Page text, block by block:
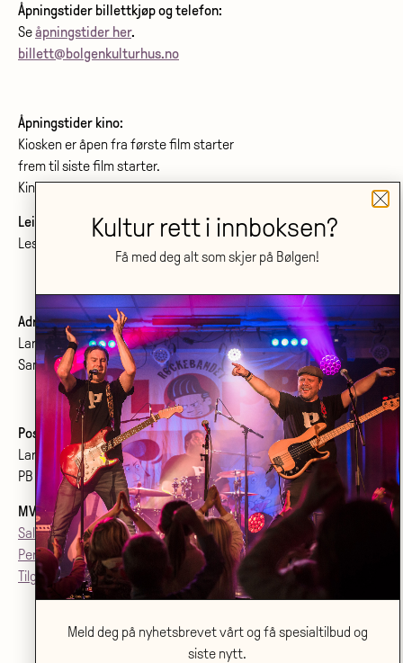
Åpningstider billettkjøp og telefon:
Seåpningstider her.
billett@bolgenkulturhus.no
Åpningstider kino:
Kiosken er åpen fra første film starter
frem til siste film starter.
Kinoprogram:www.bolgenkino.no
Leie lokale?
Les om konferanser og møtelokaler
Adresse:
Larvik kulturhus Bølgen KF
Sanden 2, 3264 Larvik
Postadresse:
Larvik kulturhus Bølgen KF
PB 2020, 3255 Larvik
MVA : 992079142
Salgsvilkår
Personvern
Tilgjenglighetsærklæring
Kultur rett i innboksen?
Få med deg alt som skjer på Bølgen!
Meld deg på nyhetsbrevet vårt og få spesialtilbud og
siste nytt.